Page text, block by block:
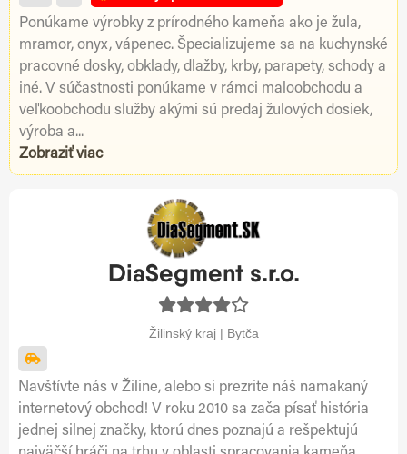
Ponúkame výrobky z prírodného kameňa ako je žula,
mramor, onyx, vápenec. Špecializujeme sa na kuchynské
pracovné dosky, obklady, dlažby, krby, parapety, schody a
iné. V súčastnosti ponúkame v rámci maloobchodu a
veľkoobchodu služby akými sú predaj žulových dosiek,
výroba a...
Zobraziť viac
DiaSegment s.r.o.
Žilinský kraj | Bytča
Navštívte nás v Žiline, alebo si prezrite náš namakaný
internetový obchod! V roku 2010 sa zača písať história
jednej silnej značky, ktorú dnes poznajú a rešpektujú